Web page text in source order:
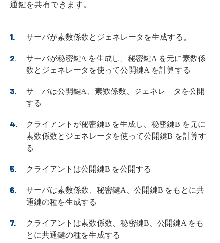
通鍵を共有できます。
サーバが素数係数とジェネレータを生成する。
サーバが秘密鍵A を生成し、秘密鍵A を元に素数係
数とジェネレータを使って公開鍵A を計算する
サーバは公開鍵A、素数係数、ジェネレータを公開
する
クライアントが秘密鍵B を生成し、秘密鍵B を元に
素数係数とジェネレータを使って公開鍵B を計算す
る
クライアントは公開鍵B を公開する
サーバは素数係数、秘密鍵A、公開鍵B をもとに共
通鍵の種を生成する
クライアントは素数係数、秘密鍵B、公開鍵A をも
とに共通鍵の種を生成する